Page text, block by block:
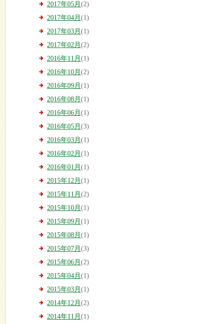
2017年05月 (2)
2017年04月 (1)
2017年03月 (1)
2017年02月 (2)
2016年11月 (1)
2016年10月 (2)
2016年09月 (1)
2016年08月 (1)
2016年06月 (1)
2016年05月 (3)
2016年03月 (1)
2016年02月 (1)
2016年01月 (1)
2015年12月 (1)
2015年11月 (2)
2015年10月 (1)
2015年09月 (1)
2015年08月 (1)
2015年07月 (3)
2015年06月 (2)
2015年04月 (1)
2015年03月 (1)
2014年12月 (2)
2014年11月 (1)